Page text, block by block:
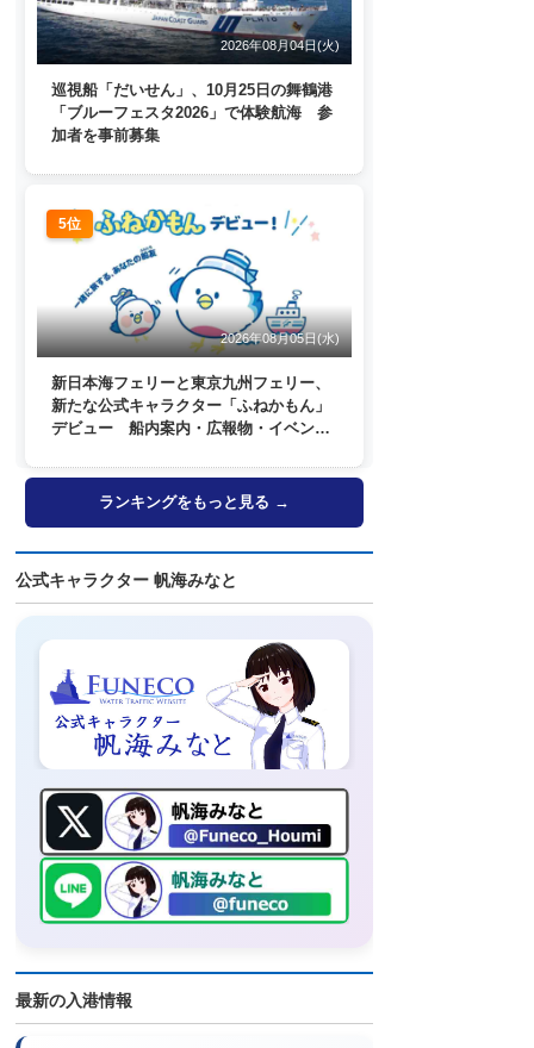
2026年08月04日(火)
巡視船「だいせん」、10月25日の舞鶴港
「ブルーフェスタ2026」で体験航海 参
加者を事前募集
5位
2026年08月05日(水)
新日本海フェリーと東京九州フェリー、
新たな公式キャラクター「ふねかもん」
デビュー 船内案内・広報物・イベン
ランキングをもっと見る →
公式キャラクター 帆海みなと
最新の入港情報